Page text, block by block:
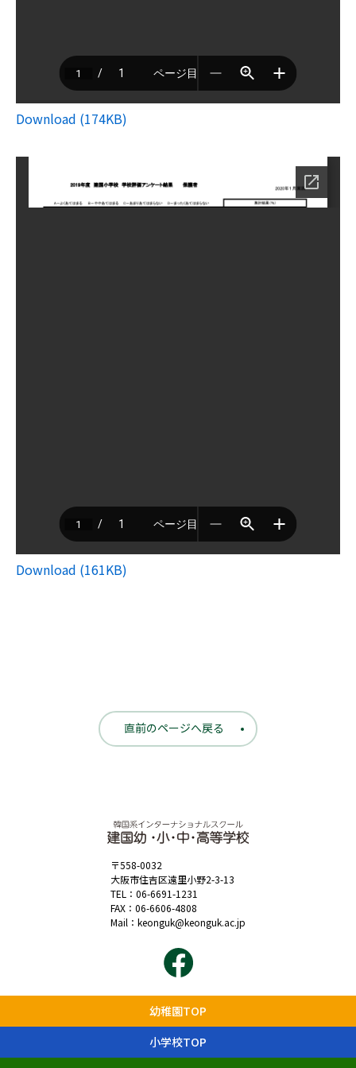
Download (174KB)
Download (161KB)
直前のページへ戻る
〒558-0032
大阪市住吉区遠里小野2-3-13
TEL： 06-6691-1231
FAX：06-6606-4808
Mail： keonguk@keonguk.ac.jp
幼稚園TOP
小学校TOP